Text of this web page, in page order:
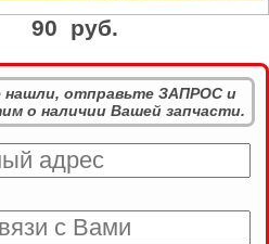
90 руб.
нашли, отправьте ЗАПРОС и
о наличии Вашей запчасти.